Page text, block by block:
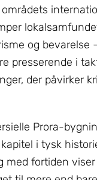
og bevarelse
presserende i
der påvirker
Prora-
i tysk
med fortiden